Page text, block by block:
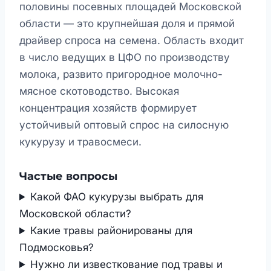
половины посевных площадей Московской
области — это крупнейшая доля и прямой
драйвер спроса на семена. Область входит
в число ведущих в ЦФО по производству
молока, развито пригородное молочно-
мясное скотоводство. Высокая
концентрация хозяйств формирует
устойчивый оптовый спрос на силосную
кукурузу и травосмеси.
Частые вопросы
Какой ФАО кукурузы выбрать для
Московской области?
Какие травы районированы для
Подмосковья?
Нужно ли известкование под травы и